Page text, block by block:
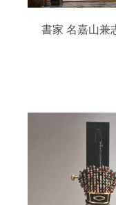
書家 名嘉山兼